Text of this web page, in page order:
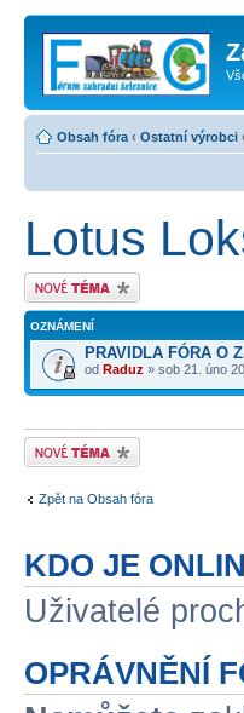
Obsah fóra ‹ Ostatní výrobci ‹
Lotus
Odeslat nové téma
OZNÁMENÍ
PRAVIDLA FÓRA O
od Raduz » sob 21. úno
Odeslat nové téma
Zpět na Obsah fóra
KDO JE
Uživatelé
OPRÁVNĚNÍ